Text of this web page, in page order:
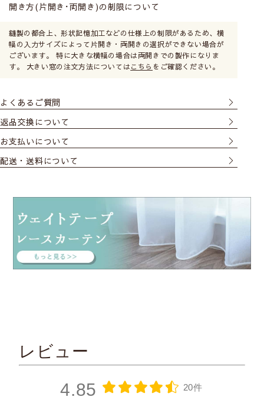
開き方(片開き･両開き)の制限について
縫製の都合上、形状記憶加工などの仕様上の制限があるため、横
幅の入力サイズによって片開き・両開きの選択ができない場合が
ございます。 特に大きな横幅の場合は両開きでの製作になりま
す。 大きい窓の注文方法についてはこちら をご確認ください。
よくあるご質問
返品交換について
お支払いについて
配送・送料について
レビュー
4.85 20件